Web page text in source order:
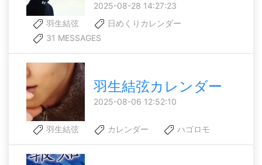
2025-08-28 14:27:23
羽生結弦
日めくりカレンダー
31 MESSAGES
羽生結弦カレンダー
2025-08-06 12:52:10
羽生結弦 カレンダー ハゴロモ